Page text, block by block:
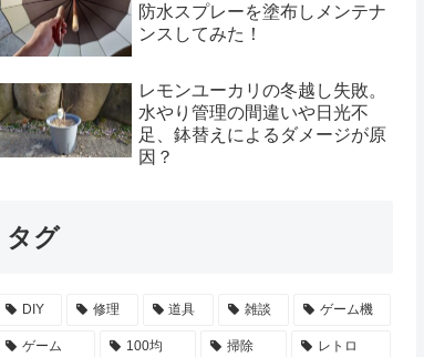
防水スプレーを塗布しメンテナ
ンスしてみた！
レモンユーカリの冬越し失敗。
水やり管理の間違いや日光不
足、鉢替えによるダメージが原
因？
タグ
DIY 修理 道具 雑談 ゲーム機
ゲーム 100均 掃除 レトロ